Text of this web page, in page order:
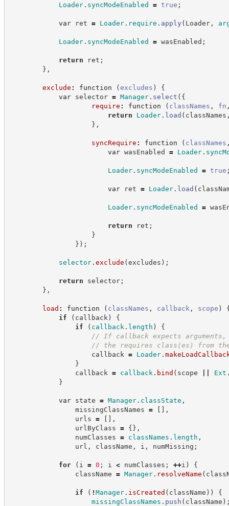
Loader. syncModeEnabled = true ;
var ret = Loader. require . apply ( Loader,
Loader. syncModeEnabled = wasEnabled ;
return ret ;
} ,
exclude : function (excludes )
{
var selector = Manager. select ( {
require : function ( classNames , fn
return
Loader. load ( classNames
} ,
syncRequire : function ( classNames
var wasEnabled = Loader.
Loader. syncModeEnabled = true
var ret = Loader. load (
Loader. syncModeEnabled =
return ret ;
}
} ) ;
selector. exclude (excludes ) ;
return selector;
} ,
load : function ( classNames , callback , scope )
if
( callback )
{
if
( callback . length )
{
// If callback expects
// the requires class(es) from the
callback = Loader.
}
callback = callback . bind ( scope Ext
}
var state = Manager. classState ,
missingClassNames = [ ] ,
urls = [ ] ,
urlByClass = {} ,
numClasses = classNames . length ,
url , className , i , numMissing ;
for ( i = 0 ; i < numClasses ; ++i )
{
className = Manager. resolveName (
if ( ! Manager. isCreated ( className ) )
{
missingClassNames . push ( className )